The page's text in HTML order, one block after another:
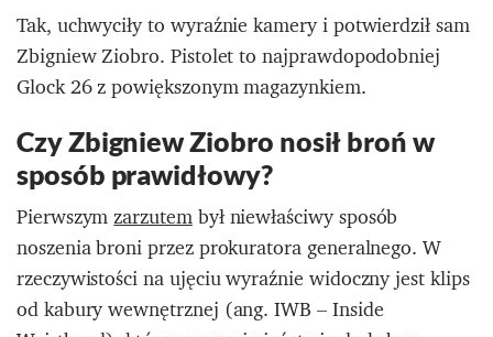
Tak, uchwyciły to wyraźnie kamery i potwierdził sam
Zbigniew Ziobro. Pistolet to najprawdopodobniej
Glock 26 z powiększonym magazynkiem.
Czy Zbigniew Ziobro nosił broń w
sposób prawidłowy?
Pierwszymzarzutembył niewłaściwy sposób
noszenia broni przez prokuratora generalnego.W
rzeczywistości na ujęciu wyraźnie widoczny jest klips
od kabury wewnętrznej (ang. IWB – Inside